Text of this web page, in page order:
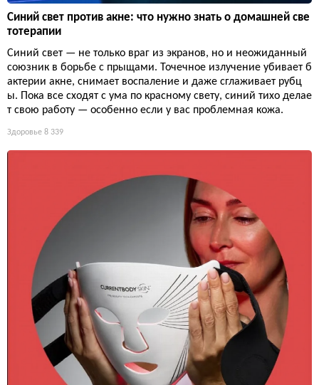
Синий свет против акне: что нужно знать о домашней све
тотерапии
Синий свет — не только враг из экранов, но и неожиданный
союзник в борьбе с прыщами. Точечное излучение убивает б
актерии акне, снимает воспаление и даже сглаживает рубц
ы. Пока все сходят с ума по красному свету, синий тихо делае
т свою работу — особенно если у вас проблемная кожа.
Здоровье 8 339